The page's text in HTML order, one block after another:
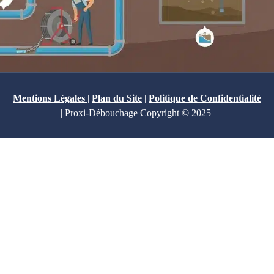
Mentions Légales | Plan du Site | Politique de Confidentialité
| Proxi-Débouchage Copyright © 2025